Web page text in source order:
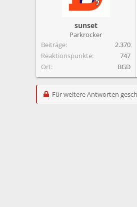
sunset
Parkrocker
Beiträge
2.370
Reaktionspunkte
747
Ort
BGD
Für weitere Antworten